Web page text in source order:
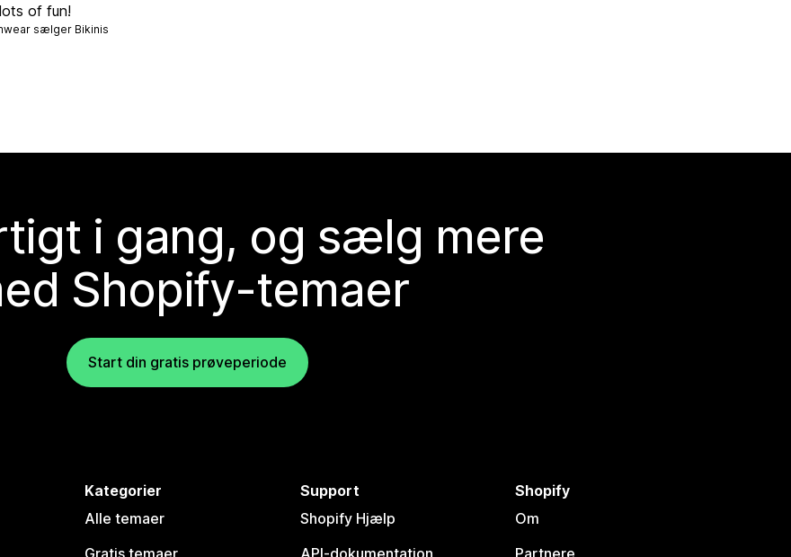
of fun!
sælger Bikinis
i gang, og sælg mere
Shopify-temaer
Start din gratis prøveperiode
Kategorier
Alle temaer
Gratis temaer
Support
Shopify Hjælp
API-dokumentation
Shopify
Om
Partnere